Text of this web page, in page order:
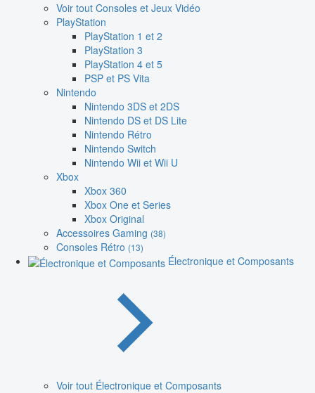
Voir tout Consoles et Jeux Vidéo
PlayStation
PlayStation 1 et 2
PlayStation 3
PlayStation 4 et 5
PSP et PS Vita
Nintendo
Nintendo 3DS et 2DS
Nintendo DS et DS Lite
Nintendo Rétro
Nintendo Switch
Nintendo Wii et Wii U
Xbox
Xbox 360
Xbox One et Series
Xbox Original
Accessoires Gaming (38)
Consoles Rétro (13)
Électronique et Composants
Voir tout Électronique et Composants